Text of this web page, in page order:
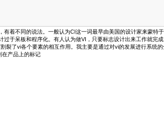
着不同的说法。一般认为CI这一词最早由美国的设计家来蒙特
于呆板和程序化。有人认为做VI，只要标志设计出来工作就完
了vi各个要素的相互作用。我主要是通过对vi的发展进行系统
产品上的标记